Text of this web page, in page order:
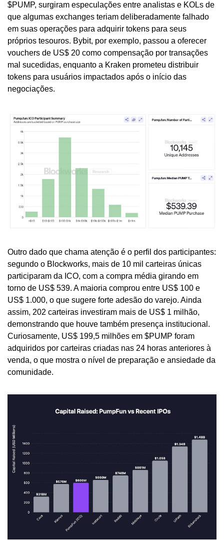
$PUMP, surgiram especulações entre analistas e KOLs de
que algumas exchanges teriam deliberadamente falhado
em suas operações para adquirir tokens para seus
próprios tesouros. Bybit, por exemplo, passou a oferecer
vouchers de US$ 20 como compensação por transações
mal sucedidas, enquanto a Kraken prometeu distribuir
tokens para usuários impactados após o início das
negociações.
Outro dado que chama atenção é o perfil dos participantes:
segundo o Blockworks, mais de 10 mil carteiras únicas
participaram da ICO, com a compra média girando em
torno de US$ 539. A maioria comprou entre US$ 100 e
US$ 1.000, o que sugere forte adesão do varejo. Ainda
assim, 202 carteiras investiram mais de US$ 1 milhão,
demonstrando que houve também presença institucional.
Curiosamente, US$ 199,5 milhões em $PUMP foram
adquiridos por carteiras criadas nas 24 horas anteriores à
venda, o que mostra o nível de preparação e ansiedade da
comunidade.